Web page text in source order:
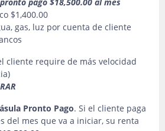
$1,400.00
gas, luz por cuenta de cliente
cliente require de más velocidad
Pronto Pago. Si el cliente paga
del mes que va a iniciar, su renta